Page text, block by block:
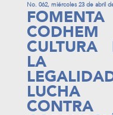
No. 062, miércoles 23 de abril
FOMENTA
CODHEM
CULTURA
LA
LUCHA
CONTRA